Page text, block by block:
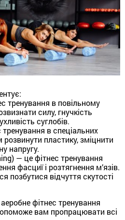
тренування в повільному
силу, гнучкість
суглобів.
в спеціальних
пластику, зміцнити
напругу.
— це фітнес тренування
фасциї і розтягнення м’язів.
позбутися відчуття скутості
фітнес тренування
вам пропрацювати всі